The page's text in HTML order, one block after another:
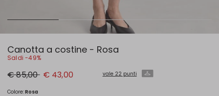
Canotta a costine - Rosa
Saldi -49%
Prezzo
originale
85,00
€ 85,00 Nuovo
prezzo
€ 43,00 vale 22 punti
Colore:Rosa